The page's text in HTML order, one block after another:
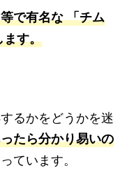
で有名な 「チム
ます。
るかをどうかを迷
たら分かり易いの
ています。